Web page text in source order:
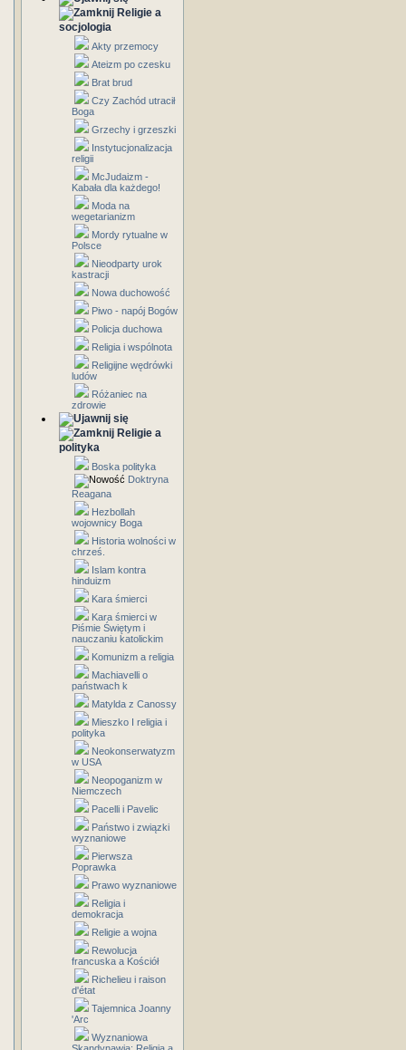
Religie a
socjologia
Akty przemocy
Ateizm po czesku
Brat brud
Czy Zachód utracił
Boga
Grzechy i grzeszki
Instytucjonalizacja
religii
McJudaizm -
Kabała dla każdego!
Moda na
wegetarianizm
Mordy rytualne w
Polsce
Nieodparty urok
kastracji
Nowa duchowość
Piwo - napój Bogów
Policja duchowa
Religia i wspólnota
Religijne wędrówki
ludów
Różaniec na
zdrowie
Religie a
polityka
Boska polityka
Doktryna
Reagana
Hezbollah
wojownicy Boga
Historia wolności w
chrześ.
Islam kontra
hinduizm
Kara śmierci
Kara śmierci w
Piśmie Świętym i
nauczaniu katolickim
Komunizm a religia
Machiavelli o
państwach k
Matylda z Canossy
Mieszko I religia i
polityka
Neokonserwatyzm
w USA
Neopoganizm w
Niemczech
Pacelli i Pavelic
Państwo i związki
wyznaniowe
Pierwsza
Poprawka
Prawo wyznaniowe
Religia i
demokracja
Religie a wojna
Rewolucja
francuska a Kościół
Richelieu i raison
d'état
Tajemnica Joanny
'Arc
Wyznaniowa